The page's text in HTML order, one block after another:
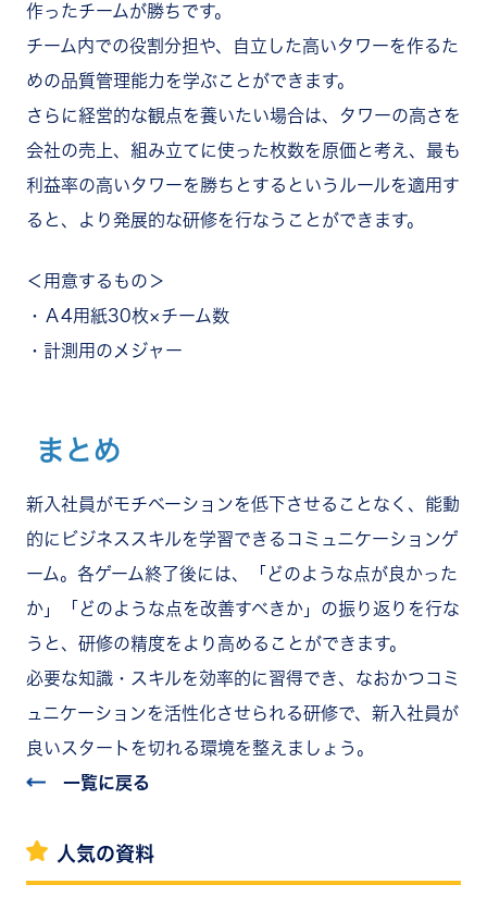
作ったチームが勝ちです。
チーム内での役割分担や、自立した高いタワーを作るた
めの品質管理能力を学ぶことができます。
さらに経営的な観点を養いたい場合は、タワーの高さを
会社の売上、組み立てに使った枚数を原価と考え、最も
利益率の高いタワーを勝ちとするというルールを適用す
ると、より発展的な研修を行なうことができます。
＜用意するもの＞
・Ａ4用紙30枚×チーム数
・計測用のメジャー
まとめ
新入社員がモチベーションを低下させることなく、能動
的にビジネススキルを学習できるコミュニケーションゲ
ーム。各ゲーム終了後には、「どのような点が良かった
か」「どのような点を改善すべきか」の振り返りを行な
うと、研修の精度をより高めることができます。
必要な知識・スキルを効率的に習得でき、なおかつコミ
ュニケーションを活性化させられる研修で、新入社員が
良いスタートを切れる環境を整えましょう。
一覧に戻る
人気の資料